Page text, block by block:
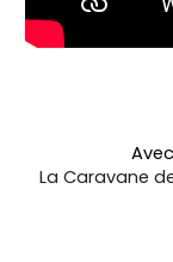
La Caravane